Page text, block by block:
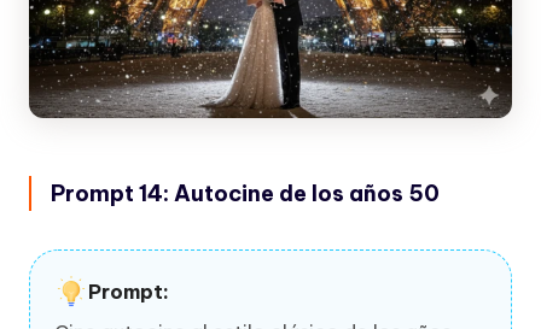
Prompt 14: Autocine de los años 50
Prompt: